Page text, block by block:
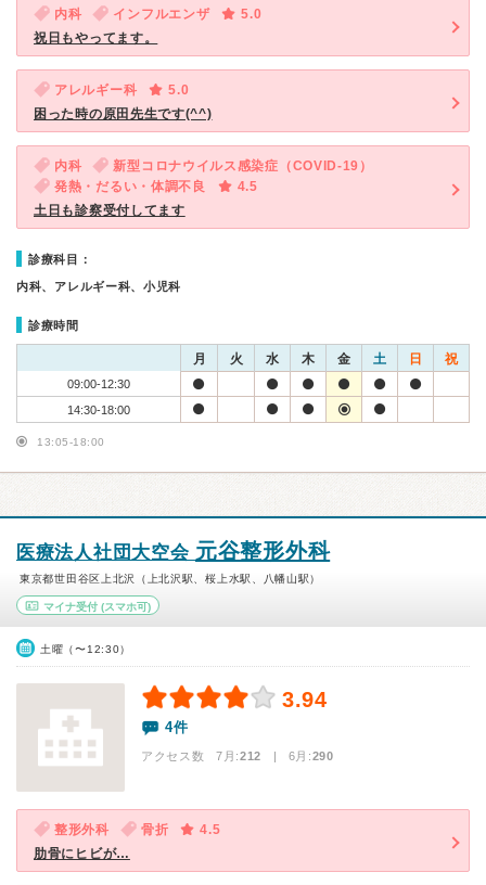
内科 インフルエンザ
5.0
祝日もやってます。
アレルギー科
5.0
困った時の原田先生です(^^)
内科
新型コロナウイルス感染症（COVID-19）
発熱・だるい・体調不良
4.5
土日も診察受付してます
診療科目：
内科、アレルギー科、小児科
診療時間
月 火 水 木 金 土 日 祝
09:00-12:30
14:30-18:00
13:05-18:00
医療法人社団大空会 元谷整形外科
東京都世田谷区上北沢（上北沢駅、桜上水駅、八幡山駅）
マイナ受付 (スマホ可)
土曜（〜12:30）
3.94
4件
アクセス数 7月:212 | 6月:290
整形外科 骨折
4.5
肋骨にヒビが…